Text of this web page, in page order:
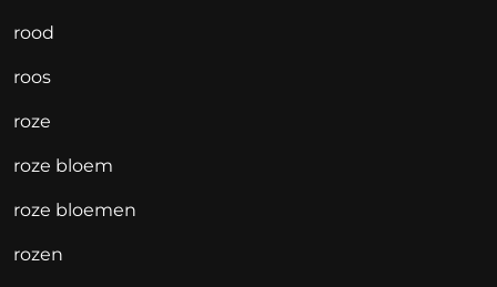
rood
roos
roze
roze bloem
roze bloemen
rozen